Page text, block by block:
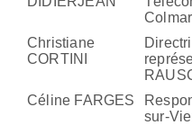
Christiane
CORTINI
Céline FARGES
sur-